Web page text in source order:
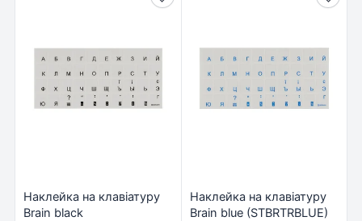
Наклейка на клавіатуру
Brain black
Наклейка на клавіатуру
Brain blue (STBRTRBLUE)